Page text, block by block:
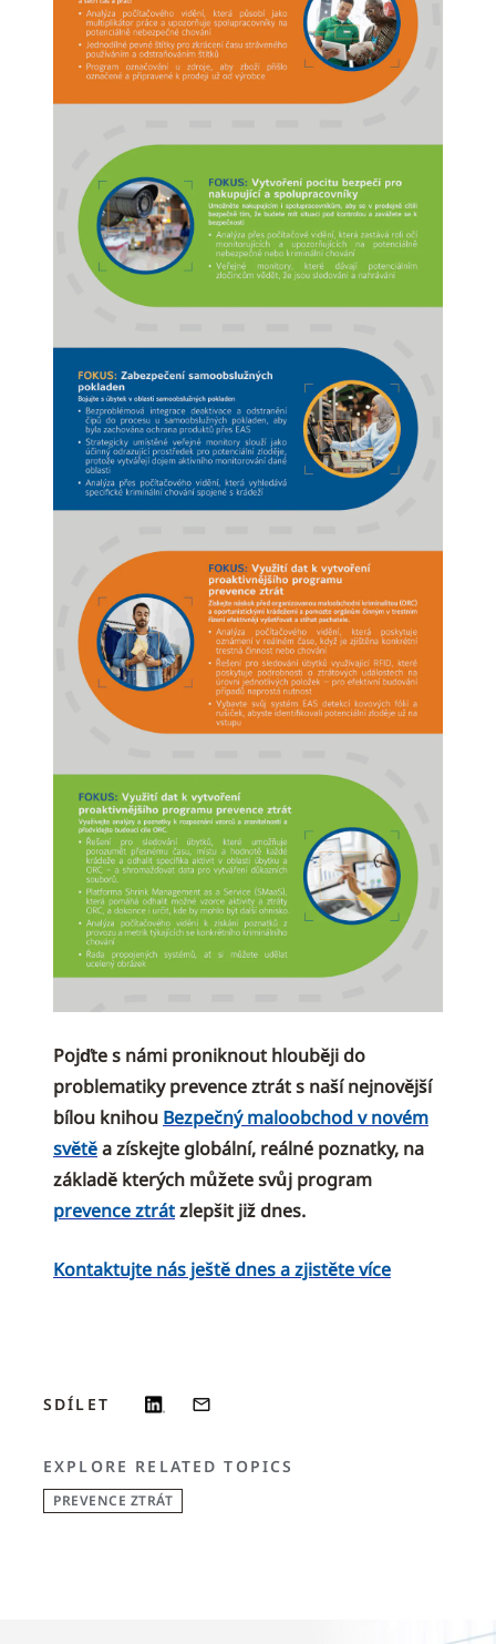
Pojďte s námi proniknout hlouběji do
problematiky prevence ztrát s naší nejnovější
bílou knihou Bezpečný maloobchod v novém
světěa získejte globální, reálné poznatky, na
základě kterých můžete svůj program
prevence ztrátzlepšit již dnes.
Kontaktujte nás ještě dnes a zjistěte více
SDÍLET
EXPLORE RELATED TOPICS
PREVENCE ZTRÁT